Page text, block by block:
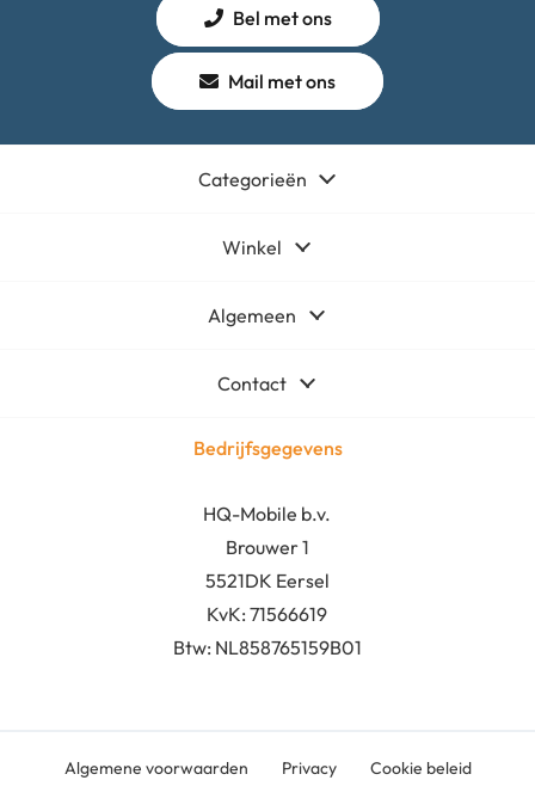
Bel met ons
Mail met ons
Categorieën
Winkel
Algemeen
Contact
Bedrijfsgegevens
HQ-Mobile b.v.
Brouwer 1
5521DK Eersel
KvK:71566619
Btw: NL858765159B01
Algemene voorwaarden Privacy Cookie beleid